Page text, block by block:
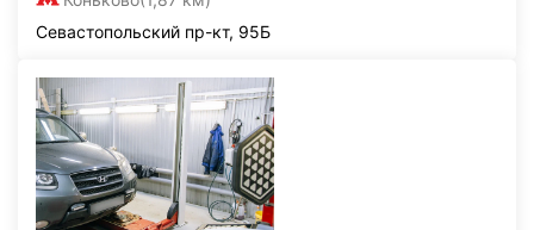
Севастопольский пр-кт, 95Б